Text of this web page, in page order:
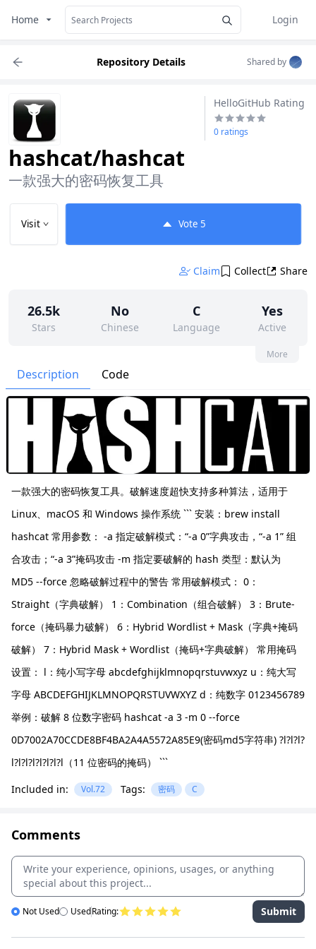
Home
Login
Repository Details Shared by
HelloGitHub Rating
0 ratings
hashcat/hashcat
一款强大的密码恢复工具
Visit Vote 5
Claim Collect Share
26.5k
Stars
No
Chinese
C
Language
Yes
Active
Contributors Issues
None
4k None
License
More
Description Code
一款强大的密码恢复工具。破解速度超快支持多种算法，适用于
Linux、macOS 和 Windows 操作系统 ``` 安装：brew install
hashcat 常用参数： -a 指定破解模式：“-a 0”字典攻击，“-a 1” 组
合攻击；“-a 3”掩码攻击 -m 指定要破解的 hash 类型：默认为
MD5 --force 忽略破解过程中的警告 常用破解模式： 0：
Straight（字典破解） 1：Combination（组合破解） 3：Brute-
force（掩码暴力破解） 6：Hybrid Wordlist + Mask（字典+掩码
破解） 7：Hybrid Mask + Wordlist（掩码+字典破解） 常用掩码
设置： l：纯小写字母 abcdefghijklmnopqrstuvwxyz u：纯大写
字母 ABCDEFGHIJKLMNOPQRSTUVWXYZ d：纯数字 0123456789
举例：破解 8 位数字密码 hashcat -a 3 -m 0 --force
0D7002A70CCDE8BF4BA2A4A5572A85E9(密码md5字符串) ?l?l?l?
l?l?l?l?l?l?l?l（11 位密码的掩码） ```
Included in:
Vol.72 Tags: 密码 C
Comments
Not Used UsedRating: Submit